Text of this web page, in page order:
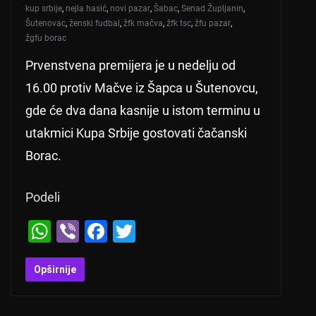
kup srbije, nejla hasić, novi pazar, Šabac, Senad Župljanin,
Šutenovac, ženski fudbal, žfk mačva, žfk tsc, žfu pazar,
žgfu borac
Prvenstvena premijera je u nedelju od
16.00 protiv Mačve iz Šapca u Šutenovcu,
gde će dva dana kasnije u istom terminu u
utakmici Kupa Srbije gostovati čačanski
Borac.
Podeli
W
h
at
Vi
b
er
F
Opširnije